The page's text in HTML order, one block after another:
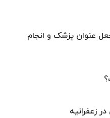
عنوان پزشک و انجام
زعفرانیه